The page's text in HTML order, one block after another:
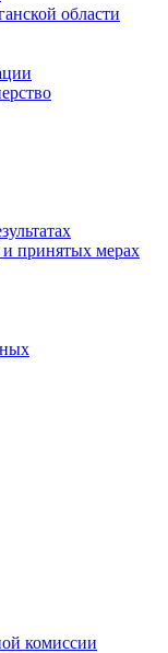
области
принятых мерах
комиссии